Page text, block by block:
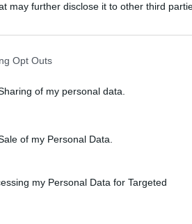
may further disclose it to other third
Opt Outs
of my personal data.
of my Personal Data.
my Personal Data for Targeted